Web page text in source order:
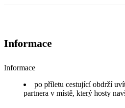
Informace
Informace
po příletu cestující obdrží
partnera v místě, který hosty